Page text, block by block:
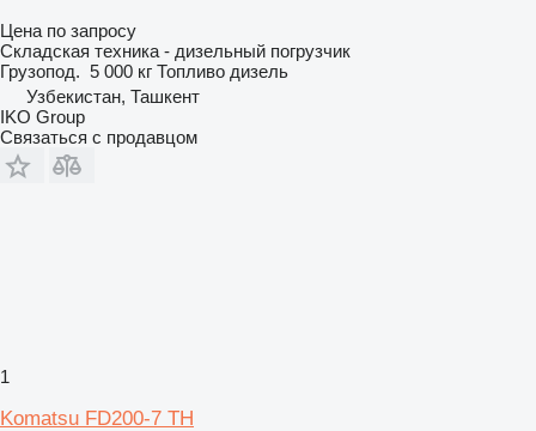
Цена по запросу
Складская техника - дизельный погрузчик
Грузопод. 5 000 кг Топливо дизель
Узбекистан, Ташкент
IKO Group
Связаться с продавцом
1
Komatsu FD200-7 TH